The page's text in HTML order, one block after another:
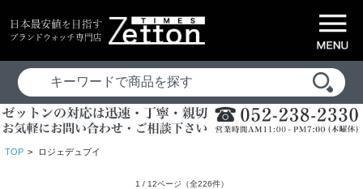
TOP > ロジェデュブイ
1 / 12ページ （全226件）